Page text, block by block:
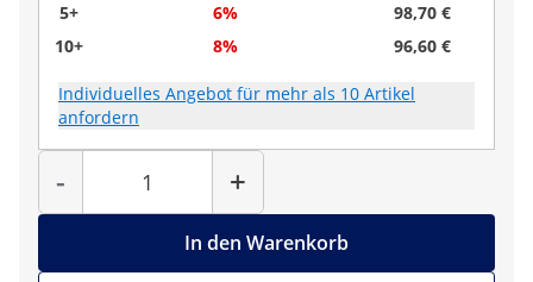
5+
6%
98,70 €
10+
8% 96,60 €
Individuelles Angebot für mehr als 10 Artikel
anfordern
-
Menge
+
In den Warenkorb